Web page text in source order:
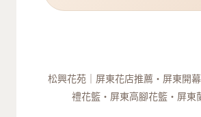
松興花苑｜屏東花店推薦・屏東開
禮花籃・屏東高腳花籃・屏東